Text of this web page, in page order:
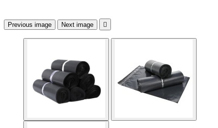
Previous image Next image 